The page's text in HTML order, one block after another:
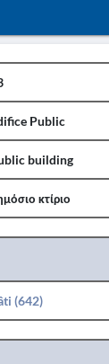
Public
building
κτίριο
(642)